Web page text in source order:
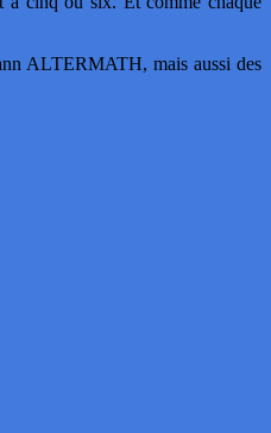
ALTERMATH, mais aussi des